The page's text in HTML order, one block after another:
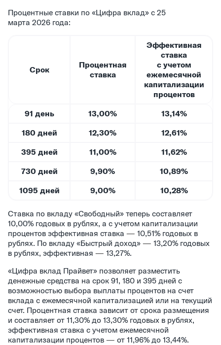
Процентные ставки по «Цифра вклад» с 25
марта 2026 года:
Срок
Процентная
ставка
Эффективная
ставка
с учетом
ежемесячной
капитализации
процентов
91 день
13,00%
13,14%
180 дней
12,30%
12,61%
395 дней
11,00%
11,62%
730 дней
9,90%
10,89%
1095 дней
9,00% 10,28%
Ставка по вкладу «Свободный» теперь составляет
10,00% годовых в рублях, а с учетом капитализации
процентов эффективная ставка — 10,51% годовых в
рублях. По вкладу «Быстрый доход» — 13,20% годовых
в рублях, эффективная — 13,27%.
«Цифра вклад Прайвет» позволяет разместить
денежные средства на срок 91, 180 и 395 дней с
возможностью выбора выплаты процентов на счет
вклада с ежемесячной капитализацией или на текущий
счет. Процентная ставка зависит от срока размещения
и составляет от 11,30% до 13,30% годовых в рублях,
эффективная ставка с учетом ежемесячной
капитализации процентов — от 11,96% до 13,44%.